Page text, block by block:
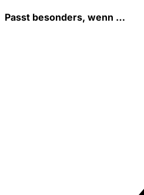
Passt besonders, wenn …